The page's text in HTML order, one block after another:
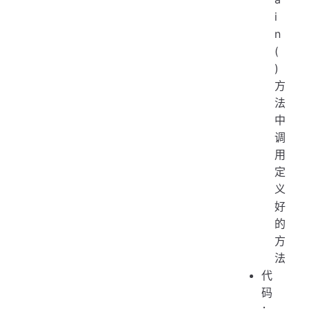
i
n
(
)
方
法
中
调
用
定
义
好
的
方
法
代
码